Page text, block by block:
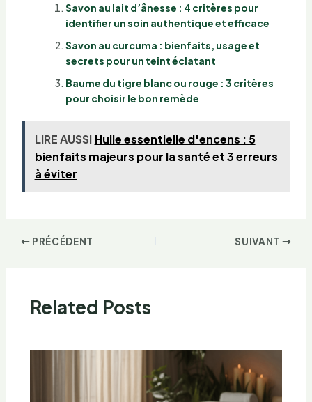
Savon au lait d’ânesse : 4 critères pour
identifier un soin authentique et efficace
Savon au curcuma : bienfaits, usage et
secrets pour un teint éclatant
Baume du tigre blanc ou rouge : 3 critères
pour choisir le bon remède
LIRE AUSSI Huile essentielle d'encens : 5
bienfaits majeurs pour la santé et 3 erreurs
à éviter
PRÉCÉDENT SUIVANT
Related Posts